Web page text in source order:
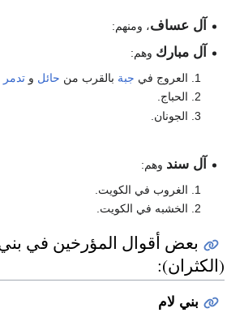
آل عساف، ومنهم:
آل مبارك وهم:
العروج في جبة بالقرب من حائل و تدمر
الحباج.
الجونان.
آل سند وهم:
الغروب في الكويت.
الخشبه في الكويت.
بعض أقوال المؤرخين في بني
(الكثران):
بني لام